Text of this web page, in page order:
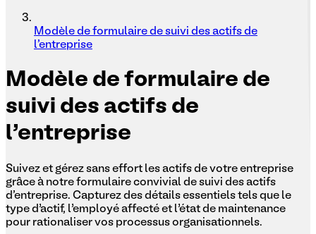
Modèle de formulaire de suivi des actifs de
l'entreprise
Modèle de formulaire de
suivi des actifs de
l'entreprise
Suivez et gérez sans effort les actifs de votre entreprise
grâce à notre formulaire convivial de suivi des actifs
d'entreprise. Capturez des détails essentiels tels que le
type d’actif, l’employé affecté et l’état de maintenance
pour rationaliser vos processus organisationnels.